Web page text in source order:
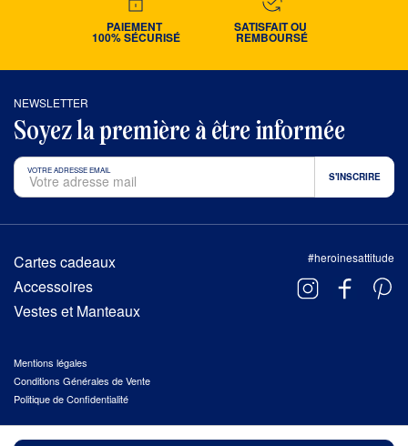
PAIEMENT
100% SÉCURISÉ
SATISFAIT OU
REMBOURSÉ
NEWSLETTER
Soyez la première à être informée
VOTRE ADRESSE EMAIL
Cartes cadeaux
Accessoires
Vestes et Manteaux
#heroinesattitude
Mentions légales
Conditions Générales de Vente
Politique de Confidentialité